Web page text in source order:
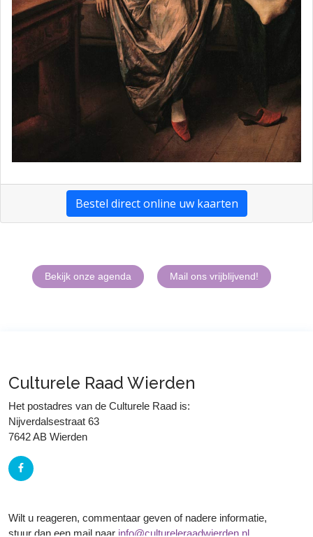
Bestel direct online uw kaarten
Bekijk onze agenda Mail ons vrijblijvend!
Culturele Raad Wierden
Het postadres van de Culturele Raad is:
Nijverdalsestraat 63
7642 AB Wierden
Wilt u reageren, commentaar geven of nadere informatie,
stuur dan een mail naar info@cultureleraadwierden.nl